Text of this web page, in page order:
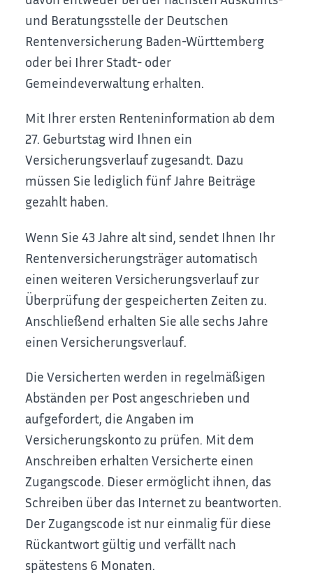
und Beratungsstelle der Deutschen
Rentenversicherung Baden-Württemberg
oder bei Ihrer Stadt- oder
Gemeindeverwaltung erhalten.
Mit Ihrer ersten Renteninformation ab dem
27. Geburtstagwird Ihnen ein
Versicherungsverlauf zugesandt. Dazu
müssen Sie lediglich fünf Jahre Beiträge
gezahlt haben.
Wenn Sie 43 Jahre alt sind, sendet Ihnen Ihr
Rentenversicherungsträger automatisch
einen weiteren Versicherungsverlauf zur
Überprüfung der gespeicherten Zeiten zu.
Anschließend erhalten Sie alle sechs Jahre
einen Versicherungsverlauf.
Die Versicherten werden in regelmäßigen
Abständen per Post angeschrieben und
aufgefordert, die Angaben im
Versicherungskonto zu prüfen. Mit dem
Anschreiben erhalten Versicherte einen
Zugangscode. Dieser ermöglicht ihnen, das
Schreiben über das Internet zu beantworten.
Der Zugangscode ist nur einmalig für diese
Rückantwort gültig und verfällt nach
spätestens 6 Monaten.